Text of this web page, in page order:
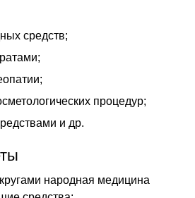
средств;
процедур;
и др.
народная медицина